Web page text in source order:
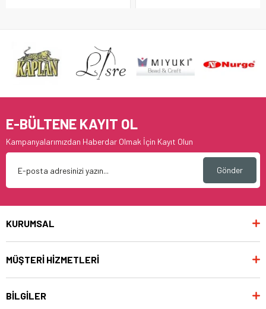
E-BÜLTENE KAYIT OL
Kampanyalarımızdan Haberdar Olmak İçin Kayıt Olun
Gönder
KURUMSAL
MÜŞTERİ HİZMETLERİ
BİLGİLER